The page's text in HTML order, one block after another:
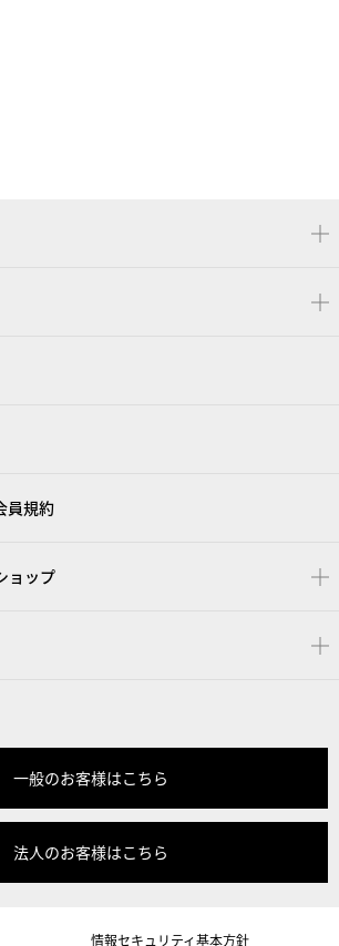
員規約
ョップ
一般のお客様はこちら
法人のお客様はこちら
情報セキュリティ基本方針